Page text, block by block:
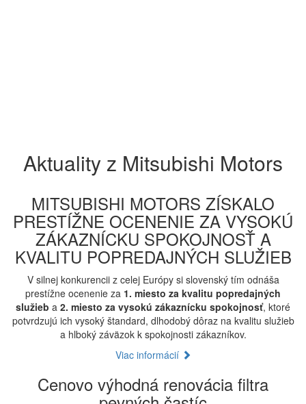
Aktuality z Mitsubishi Motors
MITSUBISHI MOTORS ZÍSKALO
PRESTÍŽNE OCENENIE ZA VYSOKÚ
ZÁKAZNÍCKU SPOKOJNOSŤ A
KVALITU POPREDAJNÝCH SLUŽIEB
V silnej konkurencii z celej Európy si slovenský tím odnáša
prestížne ocenenie za 1. miesto za kvalitu popredajných
služieb a 2. miesto za vysokú zákaznícku spokojnosť, ktoré
potvrdzujú ich vysoký štandard, dlhodobý dôraz na kvalitu služieb
a hlboký záväzok k spokojnosti zákazníkov.
Viac informácií
Cenovo výhodná renovácia filtra